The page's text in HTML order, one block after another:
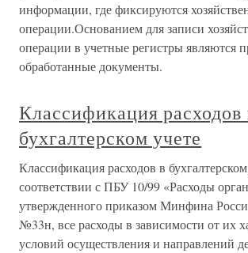
информации, где фиксируются
операции.Основанием для записи
операции в учетные регистры являются
обработанные документы.
Классификация расходов
бухгалтерском учете
Классификация расходов в
соответствии с ПБУ 10/99 «Расходы
утвержденного приказом Минфина
№33н, все расходы в зависимости от их
условий осуществления и направлений